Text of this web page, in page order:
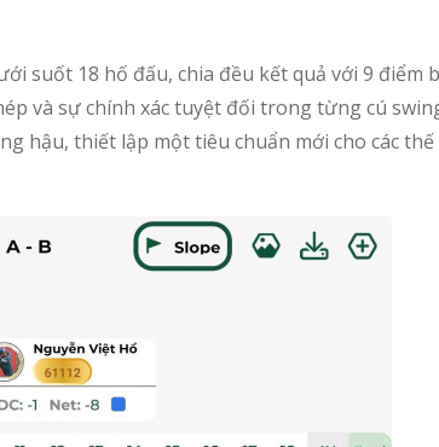
suốt 18 hố đấu, chia đều kết quả với 9 điểm
và sự chính xác tuyệt đối trong từng cú
hậu, thiết lập một tiêu chuẩn mới cho các